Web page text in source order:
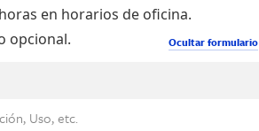
en horarios de oficina.
Ocultar formulario
opcional.